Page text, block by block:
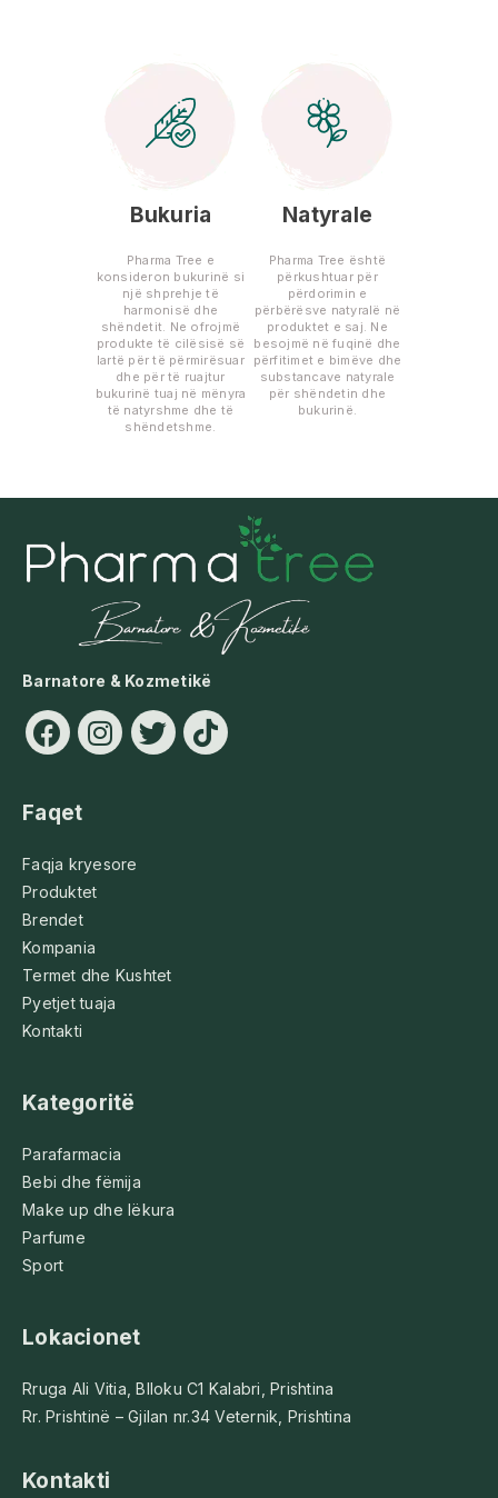
Bukuria
Pharma Tree e
konsideron bukurinë si
një shprehje të
harmonisë dhe
shëndetit. Ne ofrojmë
produkte të cilësisë së
lartë për të përmirësuar
dhe për të ruajtur
bukurinë tuaj në mënyra
të natyrshme dhe të
shëndetshme.
Natyrale
Pharma Tree është
përkushtuar për
përdorimin e
përbërësve natyralë në
produktet e saj. Ne
besojmë në fuqinë dhe
përfitimet e bimëve dhe
substancave natyrale
për shëndetin dhe
bukurinë.
Barnatore & Kozmetikë
Faqet
Faqja kryesore
Produktet
Brendet
Kompania
Termet dhe Kushtet
Pyetjet tuaja
Kontakti
Kategoritë
Parafarmacia
Bebi dhe fëmija
Make up dhe lëkura
Parfume
Sport
Lokacionet
Rruga Ali Vitia, Blloku C1 Kalabri, Prishtina
Rr. Prishtinë – Gjilan nr.34 Veternik, Prishtina
Kontakti